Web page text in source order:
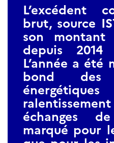
L’excédent
brut, source
son
depuis
L’année a été
bond des
échanges
marqué pour